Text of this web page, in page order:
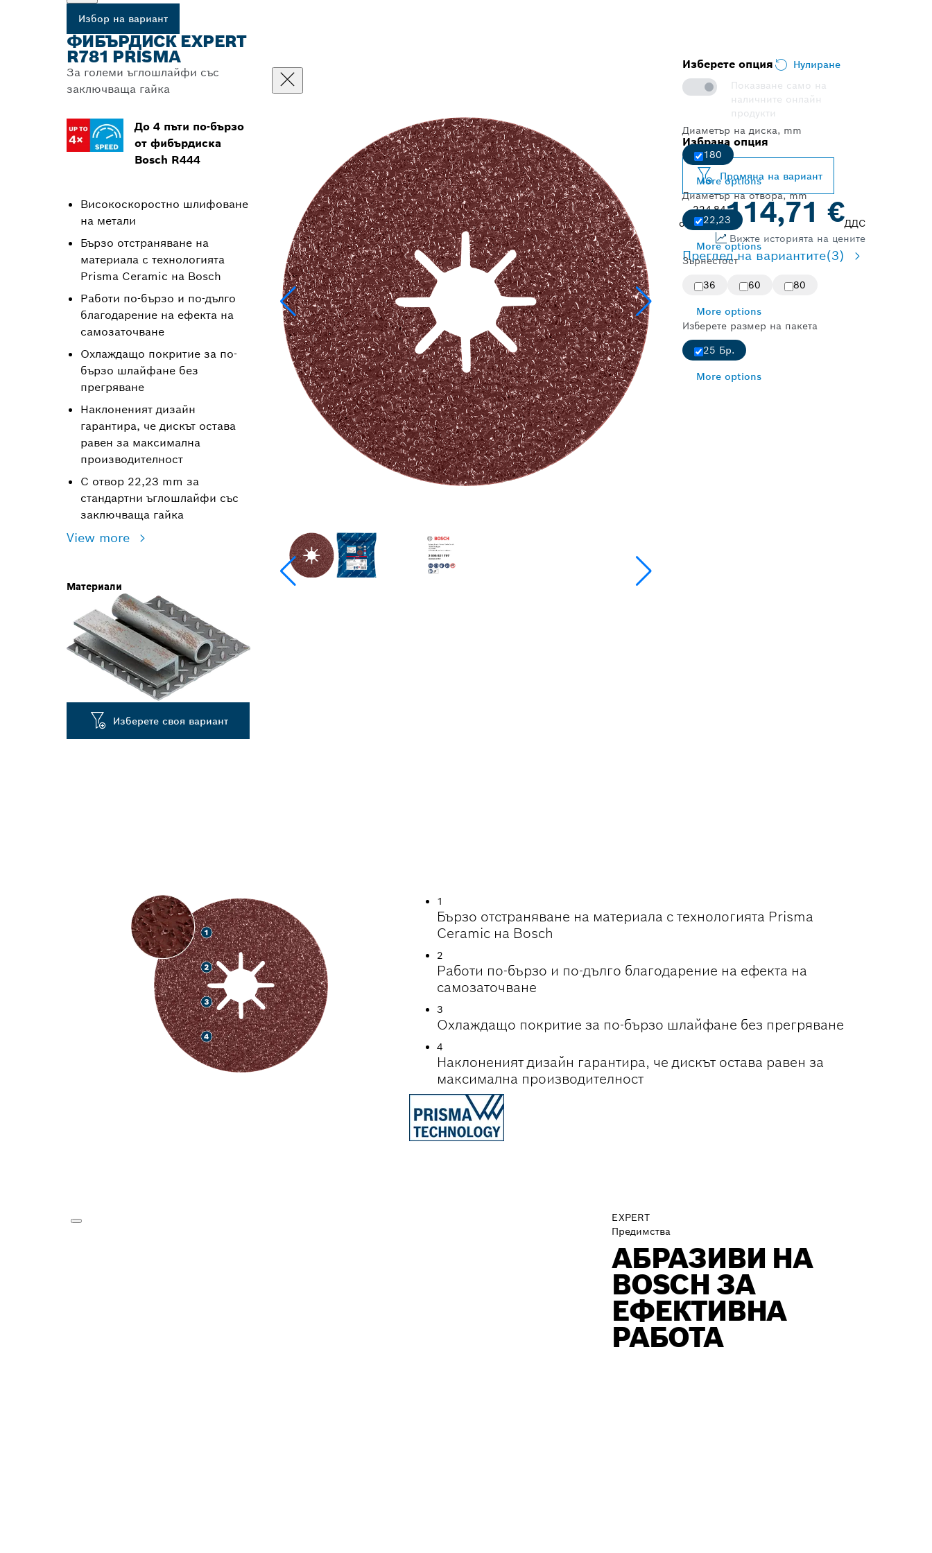
Избор на вариант
ФИБЪРДИСК EXPERT
R781 PRISMA
За големи ъглошлайфи със
заключваща гайка
До 4 пъти по-бързо
от фибърдиска
Bosch R444
Високоскоростно шлифоване
на метали
Бързо отстраняване на
материала с технологията
Prisma Ceramic на Bosch
Работи по-бързо и по-дълго
благодарение на ефекта на
самозаточване
Охлаждащо покритие за по-
бързо шлайфане без
прегряване
Наклоненият дизайн
гарантира, че дискът остава
равен за максимална
производителност
С отвор 22,23 mm за
стандартни ъглошлайфи със
заключваща гайка
View more
Материали
Изберете своя вариант
Изберете опция
Нулиране
Показване само на
наличните онлайн
продукти
Диаметър на диска, mm
180
More options
Диаметър на отвора, mm
22,23
More options
Зърнестост
36
60 80
More options
Изберете размер на пакета
25 Бр.
More options
Избрана опция
Промяна на вариант
от
224,84
лв
114,71 €ДДС
Вижте историята на цените
Преглед на вариантите(3)
1
Бързо отстраняване на материала с технологията Prisma
Ceramic на Bosch
2
Работи по-бързо и по-дълго благодарение на ефекта на
самозаточване
3
Охлаждащо покритие за по-бързо шлайфане без прегряване
4
Наклоненият дизайн гарантира, че дискът остава равен за
максимална производителност
EXPERT
Предимства
АБРАЗИВИ НА
BOSCH ЗА
ЕФЕКТИВНА
РАБОТА